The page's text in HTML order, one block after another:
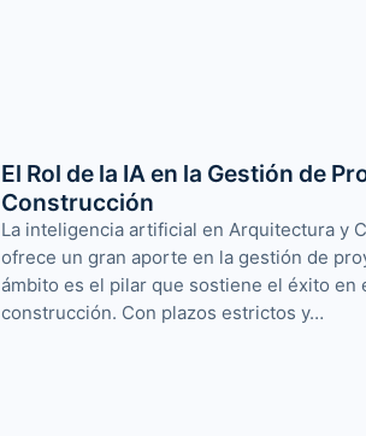
El Rol de la IA en la Gestión de
Construcción
La inteligencia artificial en Arquitectura y
ofrece un gran aporte en la gestión de
ámbito es el pilar que sostiene el éxito en
construcción. Con plazos estrictos y…